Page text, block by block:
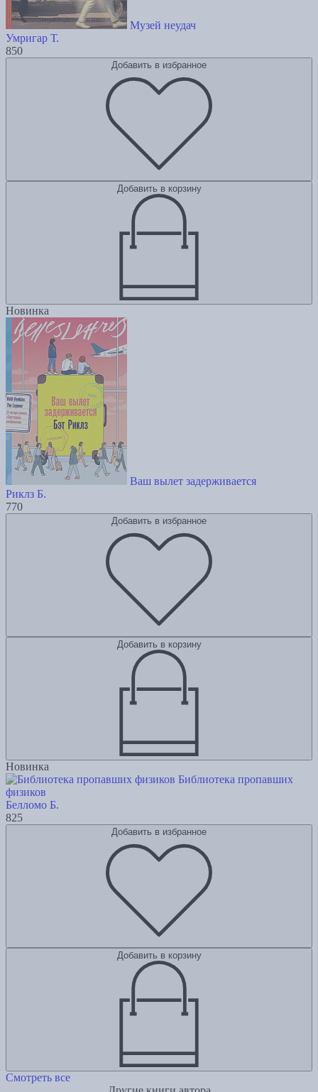
Музей неудач
Умригар Т.
850
Добавить в избранное
Добавить в корзину
Новинка
Ваш вылет задерживается
Риклз Б.
770
Добавить в избранное
Добавить в корзину
Новинка
Библиотека пропавших
физиков
Белломо Б.
825
Добавить в избранное
Добавить в корзину
Смотреть все